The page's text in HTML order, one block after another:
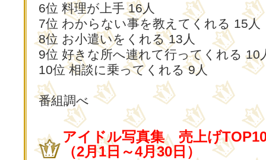
6位 料理が上手 16人
7位 わからない事を教えてくれる 15人
8位 お小遣いをくれる 13人
9位 好きな所へ連れて行ってくれる 10
10位 相談に乗ってくれる 9人
番組調べ
アイドル写真集 売上げ
（2月1日～4月30日）